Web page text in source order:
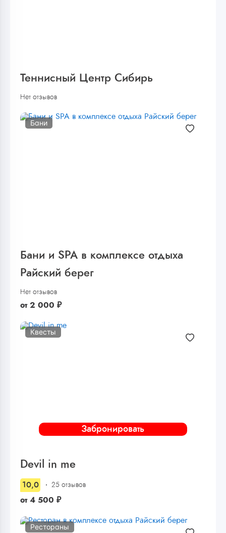
Теннисный Центр Сибирь
Нет отзывов
Бани
Бани и SPA в комплексе отдыха
Райский берег
Нет отзывов
от 2 000 ₽
Забронировать
Квесты
Devil in me
10,0 25 отзывов
от 4 500 ₽
Рестораны